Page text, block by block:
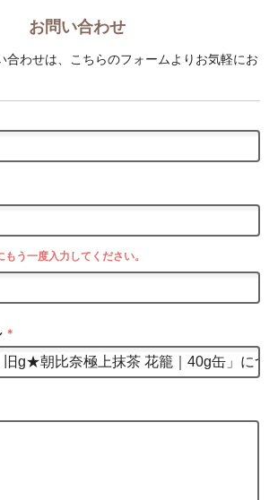
お問い合わせ
合わせは、こちらのフォームよりお気軽にお
う一度入力してください。
＊